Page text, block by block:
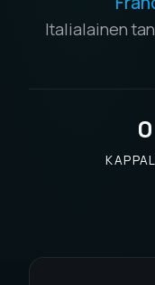
Italialainen
0